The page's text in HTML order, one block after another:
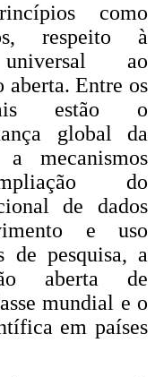
como
respeito à
ao
aberta. Entre os
estão o
global da
mecanismos
do
de dados
e uso
de pesquisa, a
aberta de
mundial e o
em países